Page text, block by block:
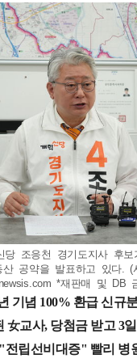
당 조응천 경기도지사 후
산 공약을 발표하고 있다.
*재판매 및 DB